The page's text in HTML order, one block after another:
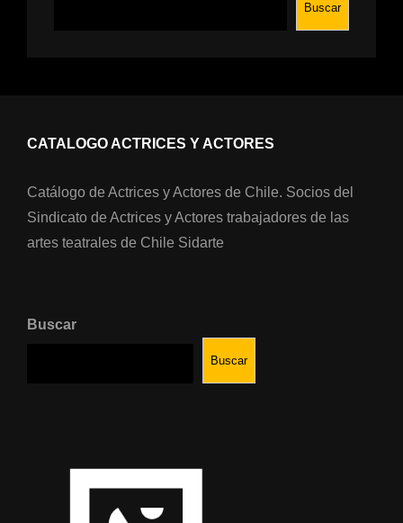
Buscar
CATALOGO ACTRICES Y ACTORES
Catálogo de Actrices y Actores de Chile. Socios del
Sindicato de Actrices y Actores trabajadores de las
artes teatrales de Chile Sidarte
Buscar
Buscar